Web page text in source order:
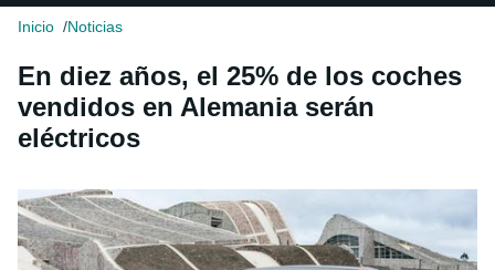
Inicio Noticias
En diez años, el 25% de los coches
vendidos en Alemania serán
eléctricos